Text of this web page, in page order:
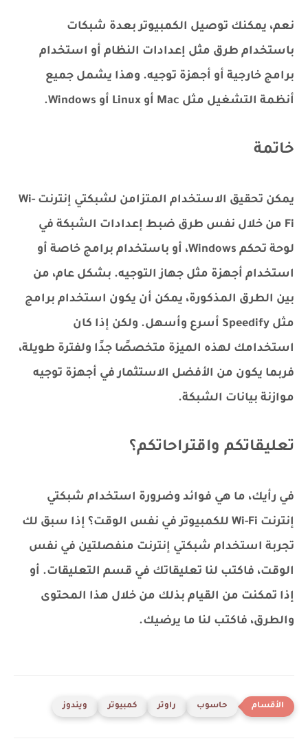
نعم، يمكنك توصيل الكمبيوتر بعدة شبكات
باستخدام طرق مثل إعدادات النظام أو استخدام
برامج خارجية أو أجهزة توجيه. وهذا يشمل جميع
أنظمة التشغيل مثل Mac أو Linux أو Windows.
خاتمة
يمكن تحقيق الاستخدام المتزامن لشبكتي إنترنت Wi-
Fi من خلال نفس طرق ضبط إعدادات الشبكة في
لوحة تحكم Windows، أو باستخدام برامج خاصة أو
استخدام أجهزة مثل جهاز التوجيه. بشكل عام، من
بين الطرق المذكورة، يمكن أن يكون استخدام برامج
مثل Speedify أسرع وأسهل. ولكن إذا كان
استخدامك لهذه الميزة متخصصًا جدًا ولفترة طويلة،
فربما يكون من الأفضل الاستثمار في أجهزة توجيه
موازنة بيانات الشبكة.
تعليقاتكم واقتراحاتكم؟
في رأيك، ما هي فوائد وضرورة استخدام شبكتي
إنترنت Wi-Fi للكمبيوتر في نفس الوقت؟ إذا سبق لك
تجربة استخدام شبكتي إنترنت منفصلتين في نفس
الوقت، فاكتب لنا تعليقاتك في قسم التعليقات. أو
إذا تمكنت من القيام بذلك من خلال هذا المحتوى
والطرق، فاكتب لنا ما يرضيك.
حاسوب راوتر كمبيوتر ويندوز